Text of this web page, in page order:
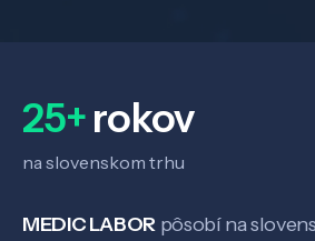
25+rokov
na slovenskom trhu
MEDIC LABOR pôsobí na